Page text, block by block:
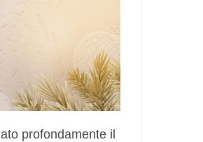
profondamente il